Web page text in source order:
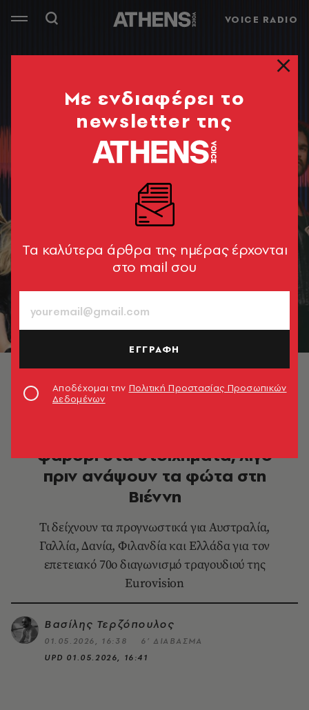
VOICE RADIO
Eurovision 2026 © eurovision.com/vienna2026/official
φαβορί στα στοιχήματα, λίγο
πριν ανάψουν τα φώτα στη
Βιέννη
Τι δείχνουν τα προγνωστικά για Αυστραλία,
Γαλλία, Δανία, Φιλανδία και Ελλάδα για τον
επετειακό 70ο διαγωνισμό τραγουδιού της
Eurovision
Βασίλης Τερζόπουλος
01.05.2026, 16:38
6’ ΔΙΑΒΑΣΜΑ
UPD 01.05.2026, 16:41
Mε ενδιαφέρει το
newsletter της
Tα καλύτερα άρθρα της ημέρας έρχονται
στο mail σου
ΕΓΓΡΑΦΗ
Αποδέχομαι την Πολιτική Προστασίας Προσωπικών
Δεδομένων